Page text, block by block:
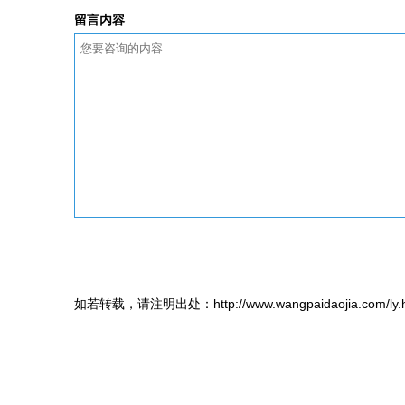
留言内容
如若转载，请注明出处：http://www.wangpaidaojia.com/